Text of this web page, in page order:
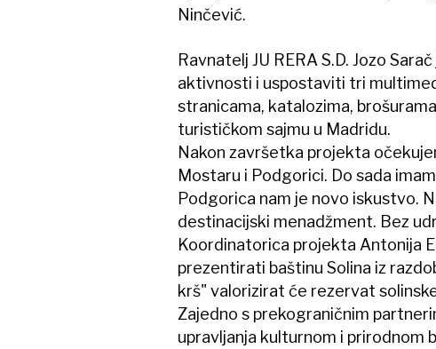
Ninčević.
Ravnatelj JU RERA S.D. Jozo
aktivnosti i uspostaviti tri
stranicama, katalozima,
turističkom sajmu u Madridu.
Nakon završetka projekta
Mostaru i Podgorici. Do sada
Podgorica nam je novo iskustvo.
destinacijski menadžment. Bez
Koordinatorica projekta Antonija
prezentirati baštinu Solina iz
krš" valorizirat će rezervat
Zajedno s prekograničnim
upravljanja kulturnom i prirodnom